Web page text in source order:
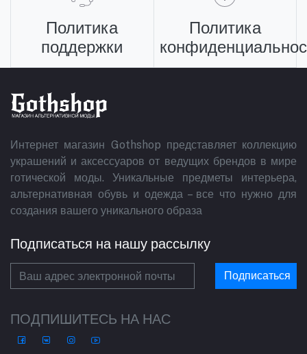
Политика
поддержки
Политика
Интернет магазин Gothshop представляет коллекцию
украшений и аксессуаров от ведущих брендов в мире
готической моды. Уникальные предметы интерьера,
альтернативная обувь и одежда – все что нужно для
создания вашего уникального образа
Подписаться на нашу рассылку
Подписаться
ПОДПИШИТЕСЬ НА НАС